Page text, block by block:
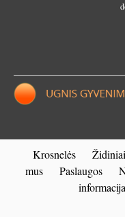
Krosnelės Židiniai
mus
Paslaugos
informacija